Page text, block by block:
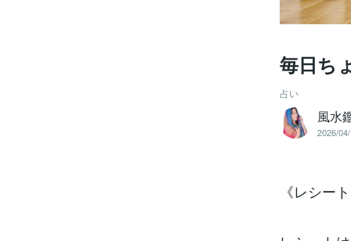
毎日ち
占い
風水
2026/
《レシー